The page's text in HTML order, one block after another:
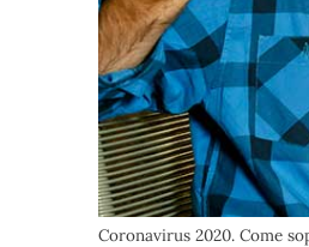
Coronavirus 2020. Come